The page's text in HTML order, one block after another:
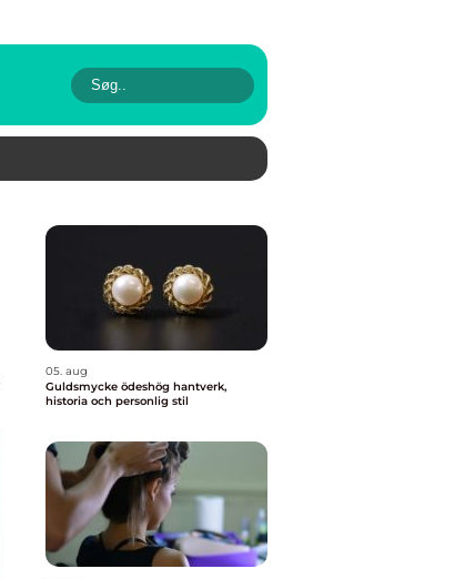
05. aug
Guldsmycke ödeshög hantverk,
historia och personlig stil